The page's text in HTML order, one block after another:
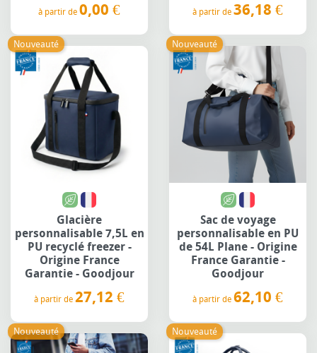
à partir de 0,00 € à partir de 36,18 €
Nouveauté
Glacière
personnalisable 7,5L en
PU recyclé freezer -
Origine France
Garantie - Goodjour
à partir de 27,12 €
Nouveauté
Sac de voyage
personnalisable en PU
de 54L Plane - Origine
France Garantie -
Goodjour
à partir de 62,10 €
Nouveauté Nouveauté